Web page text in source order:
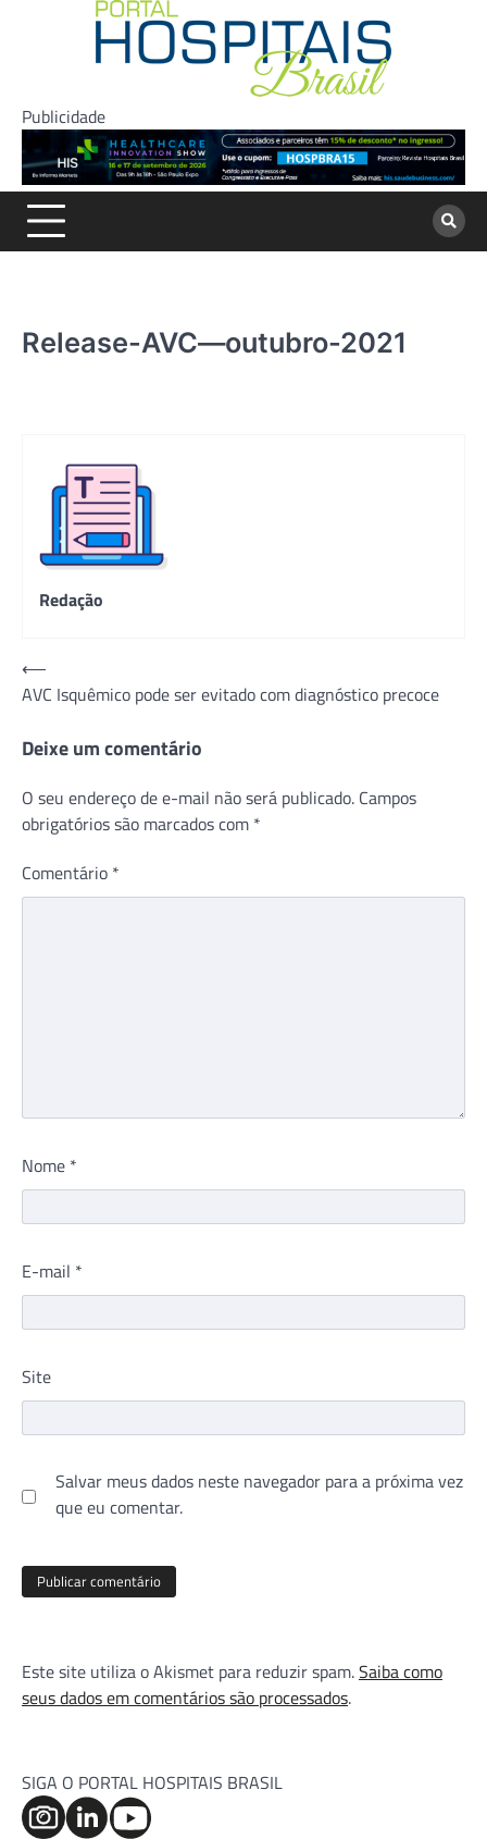
Publicidade
Release-AVC—outubro-2021
Redação
Navegação
de
Post
⟵
AVC Isquêmico pode ser evitado com diagnóstico precoce
Deixe um comentário
O seu endereço de e-mail não será publicado. Campos
obrigatórios são marcados com *
Comentário *
Nome *
E-mail *
Site
Salvar meus dados neste navegador para a próxima vez
que eu comentar.
Este site utiliza o Akismet para reduzir spam.Saiba como
seus dados em comentários são processados.
SIGA O PORTAL HOSPITAIS BRASIL